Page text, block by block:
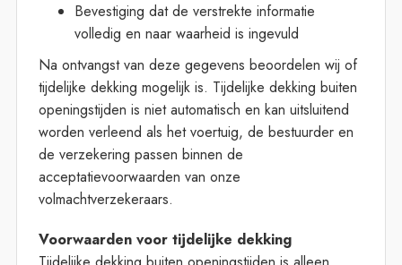
Bevestiging dat de verstrekte informatie
volledig en naar waarheid is ingevuld
Na ontvangst van deze gegevens beoordelen wij of
tijdelijke dekking mogelijk is. Tijdelijke dekking buiten
openingstijden is niet automatisch en kan uitsluitend
worden verleend als het voertuig, de bestuurder en
de verzekering passen binnen de
acceptatievoorwaarden van onze
volmachtverzekeraars.
Voorwaarden voor tijdelijke dekking